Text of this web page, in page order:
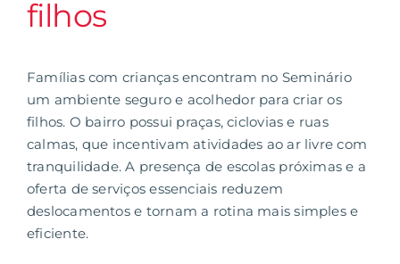
filhos
Famílias com crianças encontram no Seminário
um ambiente seguro e acolhedor para criar os
filhos. O bairro possui praças, ciclovias e ruas
calmas, que incentivam atividades ao ar livre com
tranquilidade. A presença de escolas próximas e a
oferta de serviços essenciais reduzem
deslocamentos e tornam a rotina mais simples e
eficiente.